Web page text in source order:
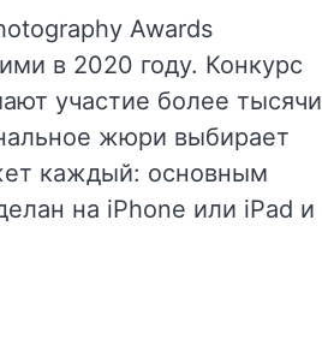
Awards
в 2020 году. Конкурс
участие более тысячи
жюри выбирает
каждый: основным
на iPhone или iPad и